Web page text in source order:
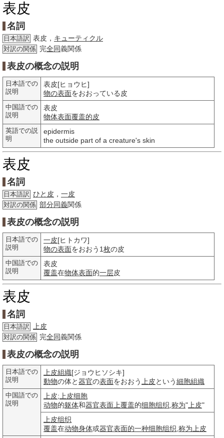
表皮
名詞
日本語訳 表皮， キューティクル
対訳の関係 完全同義関係
表皮の概念の説明
日本語での
説明
表皮[ヒョウヒ]
物の表面をおおっている皮
中国語での
説明
表皮
物体表面覆盖的皮
英語での説
明
epidermis
the outside part of a creature's skin
表皮
名詞
日本語訳 ひと皮 ， 一皮
対訳の関係 部分同義関係
表皮の概念の説明
日本語での
説明
一皮[ヒトカワ]
物の表面をおおう1枚の皮
中国語での
説明
表皮
覆盖在物体表面的一层皮
表皮
名詞
日本語訳 上皮
対訳の関係 完全同義関係
表皮の概念の説明
日本語での
説明
上皮組織[ジョウヒソシキ]
動物の体と器官の表面をおおう 上皮という細胞組織
中国語での
説明
上皮; 上皮细胞
动物的躯体和器官表面上覆盖的细胞组织 称为" 上皮"
上皮组织
覆盖在动物身体或器官表面的一种细胞组织 称为 上皮